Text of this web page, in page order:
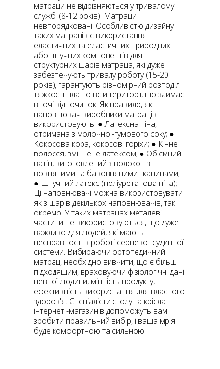
матраци не відрізняються у тривалому
службі (8-12 років). Матраци
невпорядковані. Особливістю дизайну
таких матраців є використання
еластичних та еластичних природних
або штучних компонентів для
структурних шарів матраца, які дуже
забезпечують тривалу роботу (15-20
років), гарантують рівномірний розподіл
тяжкості тіла по всій території, що займає
вночі відпочинок. Як правило, як
наповнювач виробники матраців
використовують: ● Латексна піна,
отримана з молочно -гумового соку; ●
Кокосова кора, кокосові горіхи; ● Кінне
волосся, зміцнене латексом; ● Об'ємний
ватін, виготовлений з волокон з
вовняними та бавовняними тканинами;
● Штучний латекс (поліуретанова піна);
Ці наповнювачі можна використовувати
як з шарів декількох наповнювачів, так і
окремо. У таких матрацах металеві
частини не використовуються, що дуже
важливо для людей, які мають
несправності в роботі серцево -судинної
системи. Вибираючи ортопедичний
матрац, необхідно вивчити, що є більш
підходящим, враховуючи фізіологічні дані
певної людини, міцність продукту,
ефективність використання для власного
здоров'я. Спеціалісти столу та крісла
інтернет -магазинів допоможуть вам
зробити правильний вибір, і ваша мрія
буде комфортною та сильною!